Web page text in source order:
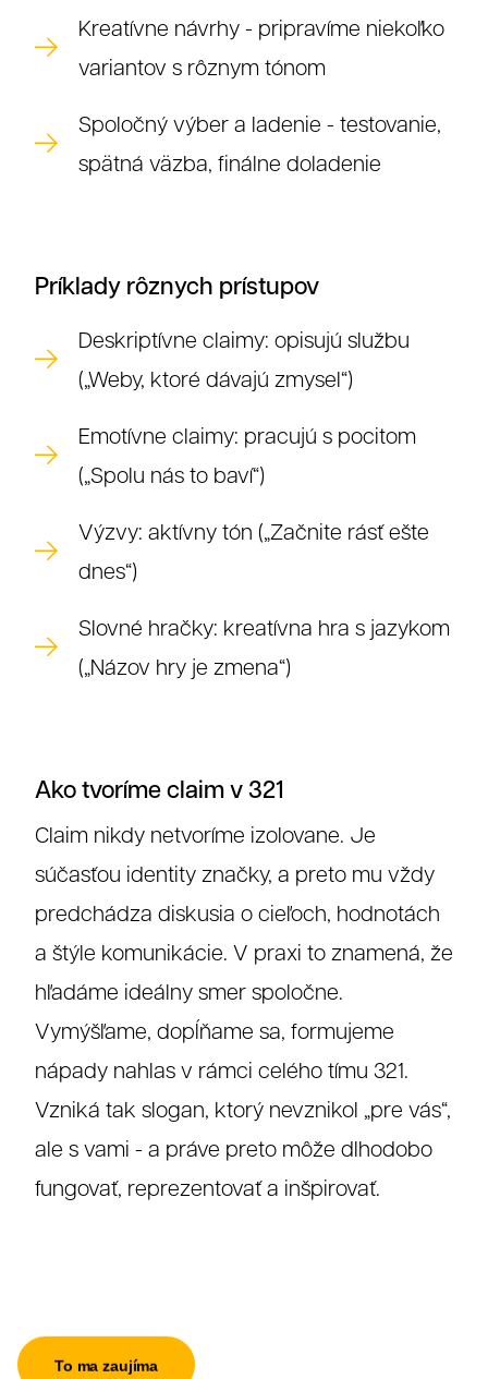
Kreatívne návrhy - pripravíme niekoľko
variantov s rôznym tónom
Spoločný výber a ladenie - testovanie,
spätná väzba, finálne doladenie
Príklady rôznych prístupov
Deskriptívne claimy: opisujú službu
(„Weby, ktoré dávajú zmysel“)
Emotívne claimy: pracujú s pocitom
(„Spolu nás to baví“)
Výzvy: aktívny tón („Začnite rásť ešte
dnes“)
Slovné hračky: kreatívna hra s jazykom
(„Názov hry je zmena“)
Ako tvoríme claim v 321
Claim nikdy netvoríme izolovane. Je
súčasťou identity značky, a preto mu vždy
predchádza diskusia o cieľoch, hodnotách
a štýle komunikácie. V praxi to znamená, že
hľadáme ideálny smer spoločne.
Vymýšľame, dopĺňame sa, formujeme
nápady nahlas v rámci celého tímu 321.
Vzniká tak slogan, ktorý nevznikol „pre vás“,
ale s vami - a práve preto môže dlhodobo
fungovať, reprezentovať a inšpirovať.
To ma zaujíma